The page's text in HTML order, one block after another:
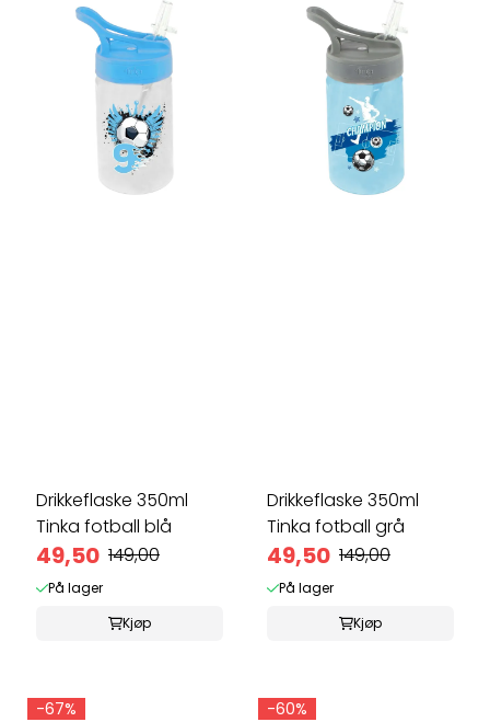
Drikkeflaske 350ml
Tinka fotball blå
49,50 149,00
På lager
Kjøp
Drikkeflaske 350ml
Tinka fotball grå
49,50 149,00
På lager
Kjøp
-67% -60%